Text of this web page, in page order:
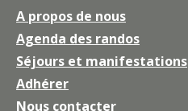
Facebook
s'ouvre
dans
une
nouvelle
A propos de nous
Agenda des randos
Séjours et manifestations
Adhérer
Nous contacter